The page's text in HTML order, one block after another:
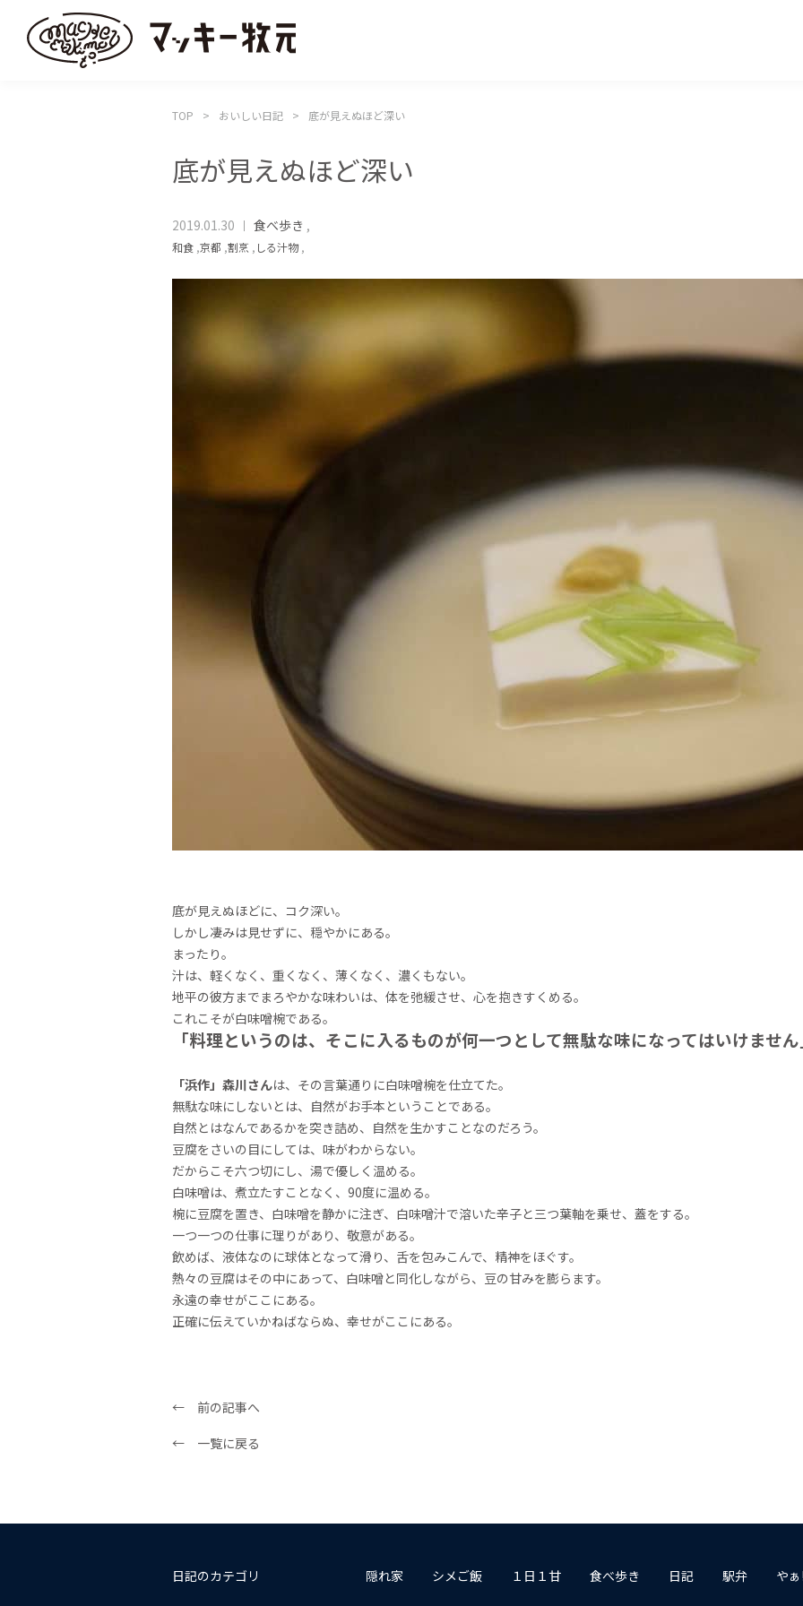
TOP おいしい日記 底が見えぬほど深い
底が見えぬほど深い
2019.01.30 食べ歩き ,
和食 ,京都 ,割烹 , しる汁物,
底が見えぬほどに、コク深い。
しかし凄みは見せずに、穏やかにある。
まったり。
汁は、軽くなく、重くなく、薄くなく、濃くもない。
地平の彼方までまろやかな味わいは、体を弛緩させ、心を抱きすくめる。
これこそが白味噌椀である。
「料理というのは、そこに入るものが何一つとして無駄な味になってはいけませ
「浜作」森川さんは、その言葉通りに白味噌椀を仕立てた。
無駄な味にしないとは、自然がお手本ということである。
自然とはなんであるかを突き詰め、自然を生かすことなのだろう。
豆腐をさいの目にしては、味がわからない。
だからこそ六つ切にし、湯で優しく温める。
白味噌は、煮立たすことなく、90度に温める。
椀に豆腐を置き、白味噌を静かに注ぎ、白味噌汁で溶いた辛子と三つ葉軸を乗せ、蓋をする。
一つ一つの仕事に理りがあり、敬意がある。
飲めば、液体なのに球体となって滑り、舌を包みこんで、精神をほぐす。
熱々の豆腐はその中にあって、白味噌と同化しながら、豆の甘みを膨らます。
永遠の幸せがここにある。
正確に伝えていかねばならぬ、幸せがここにある。
← 前の記事へ
← 一覧に戻る
日記のカテゴリ 隠れ家 シメご飯 １日１甘 食べ歩き 日記 駅弁 や